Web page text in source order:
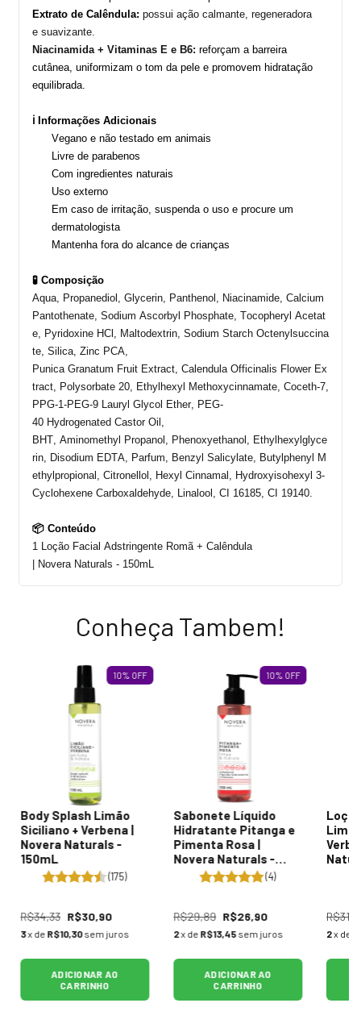
Extrato de Calêndula: possui ação calmante, regeneradora
e suavizante
Niacinamida + Vitaminas E e B6: reforçam a barreira
cutânea, uniformizam o tom da pele e promovem hidratação
equilibrada.
ℹ️ Informações Adicionais
Vegano e não testado em animais
Livre de parabenos
Com ingredientes naturais
Uso externo
Em caso de irritação, suspenda o uso e procure um
dermatologista
Mantenha fora do alcance de crianças
🧪 Composição
Aqua,
Propanediol Glycerin Panthenol Niacinamide Calcium
Pantothenate Sodium Ascorbyl Phosphate Tocopheryl Acetat
e
Pyridoxine HCl Maltodextrin Sodium Starch Octenylsuccina
te Silica Zinc PCA,
Punica Granatum Fruit Extract Calendula Officinalis Flower Ex
tract
Polysorbate 20, Ethylhexyl Methoxycinnamate , Coceth-7,
PPG-1-PEG-9
Lauryl Glycol Ether, PEG-
40 Hydrogenated Castor Oil
BHT, Aminomethyl Propanol, Phenoxyethanol
Ethylhexylglyce
rin
Disodium EDTA, Parfum Benzyl Salicylate Butylphenyl M
ethylpropional
Citronellol Hexyl Cinnamal Hydroxyisohexyl 3-
Cyclohexene Carboxaldehyde Linalool , CI 16185, CI 19140.
📦 Conteúdo
1 Loção Facial Adstringente Romã + Calêndula
Novera Naturals - 150mL
Conheça Tambem!
10% OFF
Body Splash Limão
Siciliano + Verbena |
Novera Naturals -
150mL
(175)
R$34,33 R$30,90
3x de R$10,30 sem juros
ADICIONAR AO
CARRINHO
10% OFF
Sabonete Líquido
Hidratante Pitanga e
Pimenta Rosa |
Novera Naturals -
150mL
(4)
R$29,89 R$26,90
2x de R$13,45sem juros
ADICIONAR AO
CARRINHO
2x de